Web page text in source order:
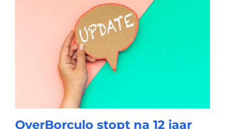
OverBorculo stopt na 12 jaar